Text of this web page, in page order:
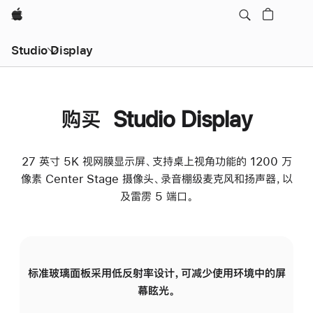
Apple
Studio Display
购买 Studio Display
27 英寸 5K 视网膜显示屏、支持桌上视角功能的 1200 万
像素 Center Stage 摄像头、录音棚级麦克风和扬声器，以
及雷雳 5 端口。
标准玻璃面板采用低反射率设计，可减少使用环境中的屏
幕眩光。